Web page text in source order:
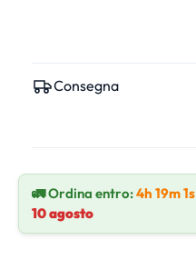
Consegna
🚛 Ordina entro:4h 19m 1s
10 agosto